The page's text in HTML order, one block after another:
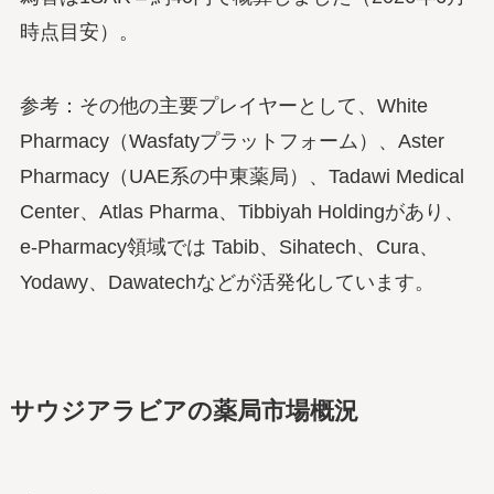
時点目安）。
参考：その他の主要プレイヤーとして、White
Pharmacy（Wasfatyプラットフォーム）、Aster
Pharmacy（UAE系の中東薬局）、Tadawi Medical
Center、Atlas Pharma、Tibbiyah Holdingがあり、
e-Pharmacy領域では Tabib、Sihatech、Cura、
Yodawy、Dawatechなどが活発化しています。
サウジアラビアの薬局市場概況